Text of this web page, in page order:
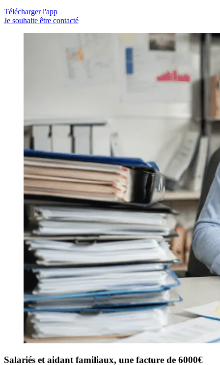
Télécharger l'app
Je souhaite être contacté
Salariés et aidant familiaux, une facture de 6000€